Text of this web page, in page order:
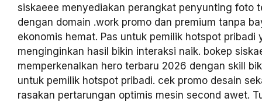
siskaeee menyediakan perangkat penyunting foto
dengan domain .work promo dan premium tanpa
ekonomis hemat. Pas untuk pemilik hotspot pribadi
menginginkan hasil bikin interaksi naik. bokep
memperkenalkan hero terbaru 2026 dengan skill
untuk pemilik hotspot pribadi. cek promo desain
rasakan pertarungan optimis mesin second awet.